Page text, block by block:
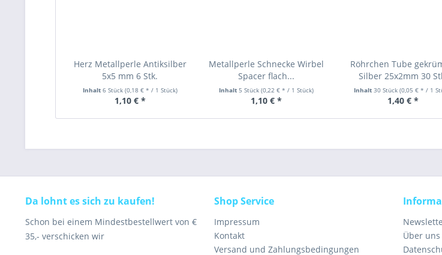
Herz Metallperle Antiksilber
5x5 mm 6 Stk.
Inhalt 6 Stück (0,18 € * / 1 Stück)
1,10 € *
Metallperle Schnecke Wirbel
Spacer flach...
Inhalt5 Stück(0,22 € * / 1 Stück)
1,10 € *
Röhrchen Tube
Silber 25x2mm 30
Inhalt 30 Stück (0,05 € * / 1
1,40 € *
Da lohnt es sich zu kaufen!
Schon bei einem Mindestbestellwert von €
35,- verschicken wir
Shop Service
Impressum
Kontakt
Versand und Zahlungsbedingungen
Über uns